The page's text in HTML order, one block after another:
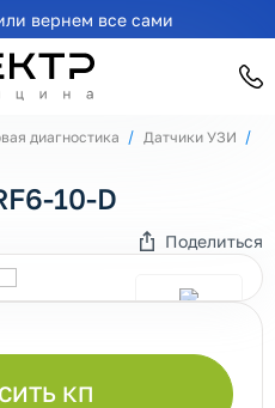
вернем все сами
диагностика
Датчики УЗИ
10-D
Поделиться
КП